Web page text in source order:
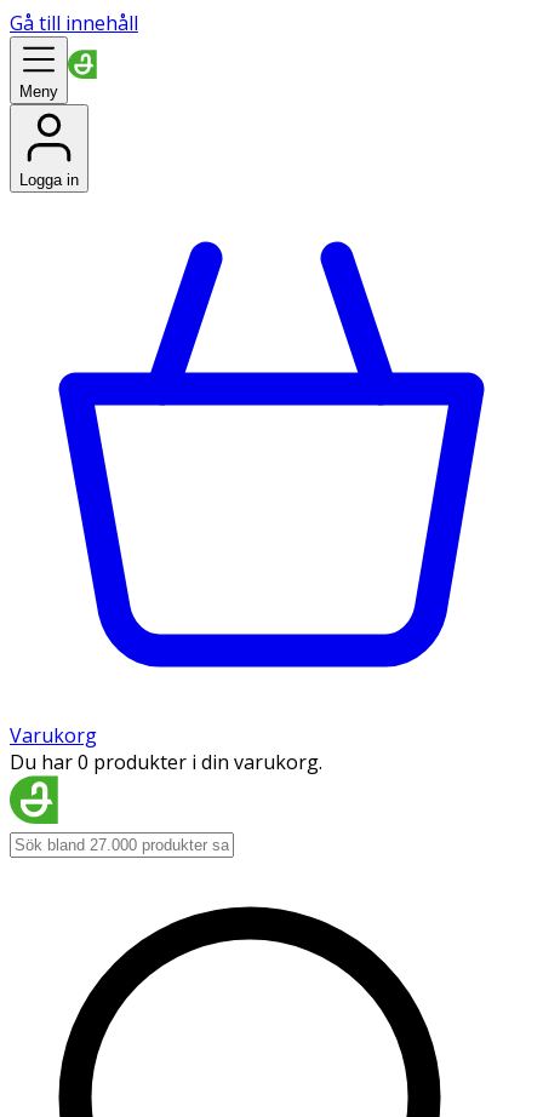
Gå till innehåll
Meny
Logga in
Varukorg
Du har 0 produkter i din varukorg.